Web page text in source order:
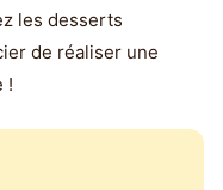
les desserts
de réaliser une
!